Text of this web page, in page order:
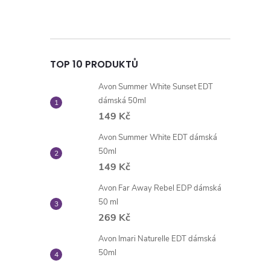
TOP 10 PRODUKTŮ
Avon Summer White Sunset EDT
dámská 50ml
149 Kč
Avon Summer White EDT dámská
50ml
149 Kč
Avon Far Away Rebel EDP dámská
50 ml
269 Kč
Avon Imari Naturelle EDT dámská
50ml